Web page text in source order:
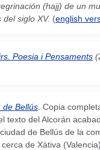
(hajj) de un
del siglo XV. (english
Poesia i Pensaments
de Bellús . Copia
texto del Alcorán
de Bellús de la
de Xàtiva